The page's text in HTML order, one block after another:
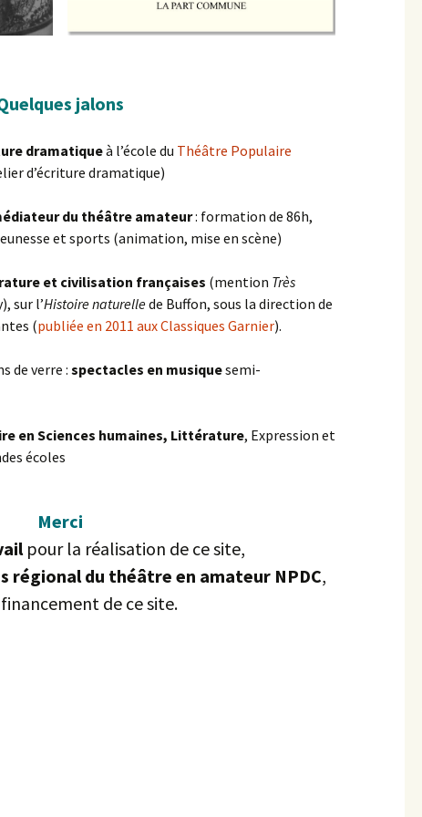
jalons
dramatiqueà l’école du Théâtre Populaire
d’écriture dramatique)
du théâtre amateur: formation de 86h,
et sports (animation, mise en scène)
et civilisation françaises (mention Très
sur l’Histoire naturellede Buffon, sous la direction de
(publiée en 2011 aux Classiques Garnier).
de verre : spectacles en musiquesemi-
en Sciences humaines, Littérature, Expression et
écoles
Merci
pour la réalisation de ce site,
régional du théâtre en amateur NPDC,
de ce site.